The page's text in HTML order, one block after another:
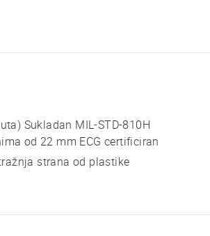
Sukladan MIL-STD-810H
od 22 mm ECG certificiran
strana od plastike